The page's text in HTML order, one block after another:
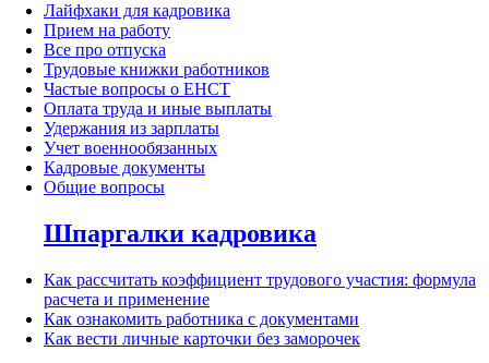
Лайфхаки для кадровика
Прием на работу
Все про отпуска
Трудовые книжки работников
Частые вопросы о ЕНСТ
Оплата труда и иные выплаты
Удержания из зарплаты
Учет военнообязанных
Кадровые документы
Общие вопросы
Шпаргалки кадровика
Как рассчитать коэффициент трудового участия: формула
расчета и применение
Как ознакомить работника с документами
Как вести личные карточки без заморочек